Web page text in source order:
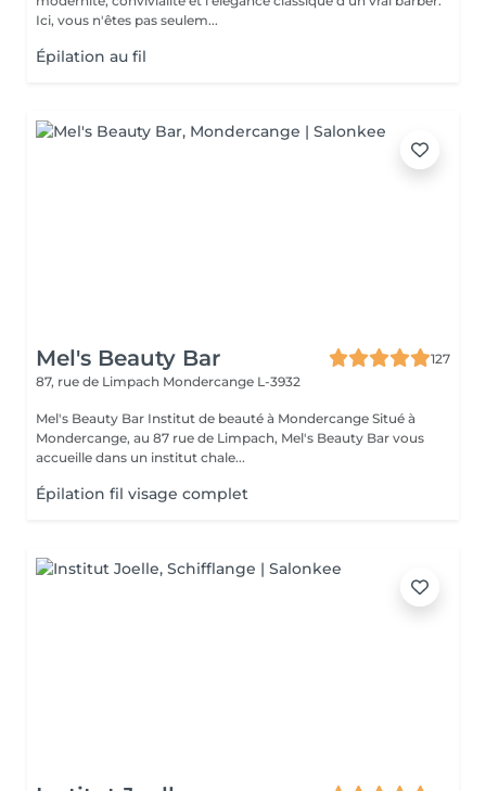
Ici, vous n'êtes pas seulem...
Épilation au fil
Mel's Beauty Bar
127
87, rue de Limpach Mondercange L-3932
Mel's Beauty Bar Institut de beauté à Mondercange Situé à
Mondercange, au 87 rue de Limpach, Mel's Beauty Bar vous
accueille dans un institut chale...
Épilation fil visage complet